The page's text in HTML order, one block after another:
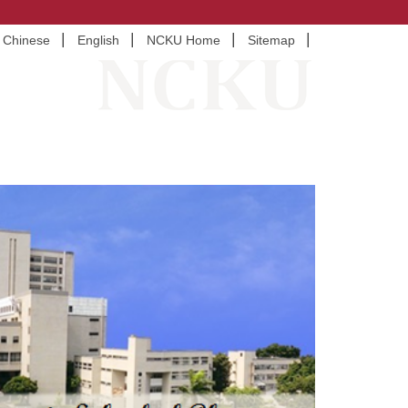
Chinese English NCKU Home Sitemap